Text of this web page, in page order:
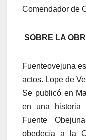
Comendador de
SOBRE LA
Fuenteovejuna
actos. Lope de
Se publicó en
en una historia
Fuente
obedecía a la